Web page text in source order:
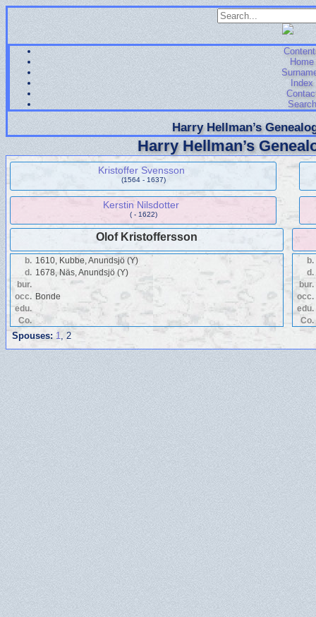
Home
Index
Search
Harry Hellman’s
Harry Hellman’s
Kristoffer Svensson
(1564 - 1637)
Kerstin Nilsdotter
( - 1622)
Olof Kristoffersson
b. 1610, Kubbe, Anundsjö (Y)
d. 1678, Näs, Anundsjö (Y)
bur.
occ. Bonde
edu.
Co.
b.
d.
bur.
occ.
edu.
Co.
Spouses: 1, 2